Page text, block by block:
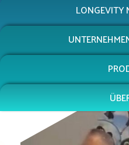
LONGEVITY